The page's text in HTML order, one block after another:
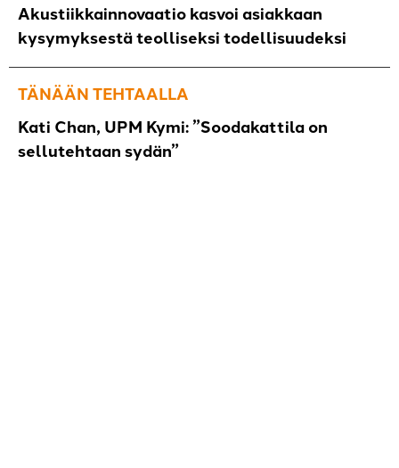
Akustiikkainnovaatio kasvoi asiakkaan
kysymyksestä teolliseksi todellisuudeksi
TÄNÄÄN TEHTAALLA
Kati Chan, UPM Kymi: ”Soodakattila on
sellutehtaan sydän”